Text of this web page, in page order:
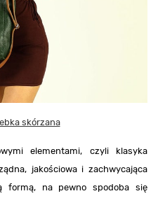
skórzana
elementami, czyli klasyka
jakościowa i zachwycająca
formą, na pewno spodoba się